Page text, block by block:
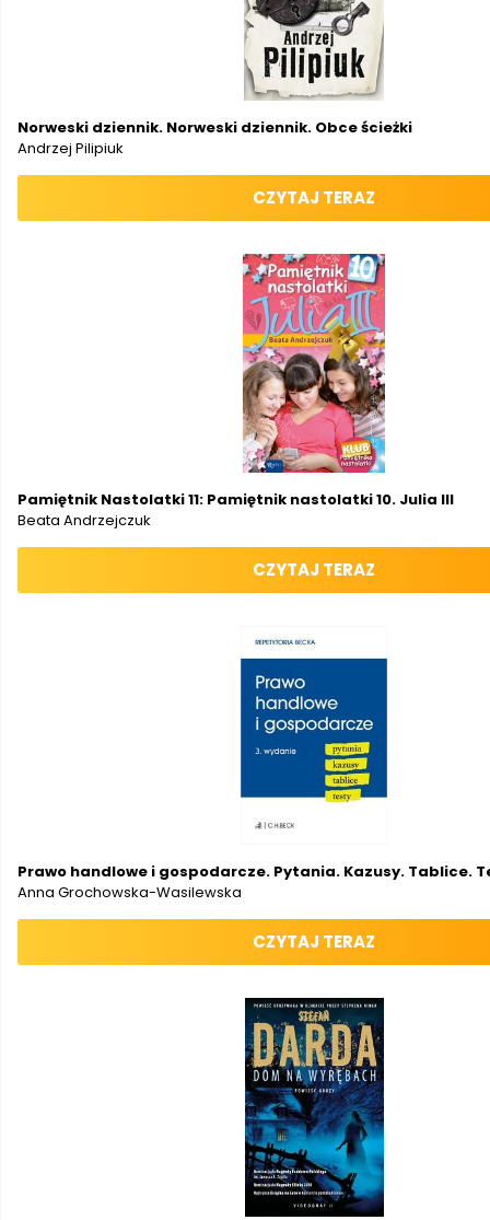
Norweski dziennik. Norweski dziennik. Obce ścieżki
Andrzej Pilipiuk
CZYTAJ TERAZ
Pamiętnik Nastolatki 11: Pamiętnik nastolatki 10. Julia III
Beata Andrzejczuk
CZYTAJ TERAZ
Prawo handlowe i gospodarcze. Pytania. Kazusy. Tablice.
Anna Grochowska-Wasilewska
CZYTAJ TERAZ